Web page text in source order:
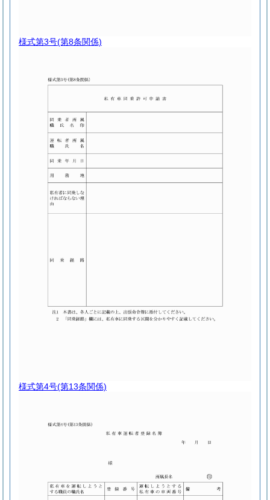
様式第3号(第8条関係)
様式第4号(第13条関係)